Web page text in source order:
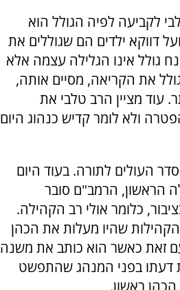
לקביעה לפיה הגולל הוא
דווקא ילדים הם שגוללים את
גולל אינו הגלילה עצמה אלא
את הקריאה, מסיים אותה,
עוד מציין הרב טלבי את
ולא לומר קדיש כנהוג היום
העולים לתורה. בעוד היום
הראשון, הרמב"ם סובר
כלומר אולי רב הקהילה.
שהיו מעלות את הכהן
זאת כאשר הוא כותב את משנה
דעתו בפני המנהג שהתפשט